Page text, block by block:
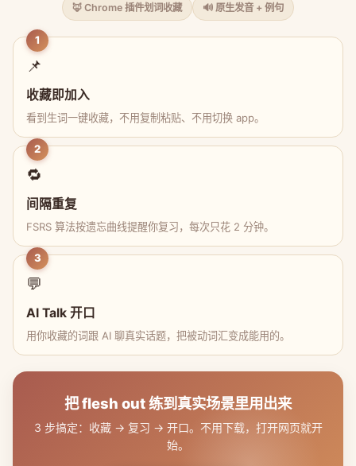
🦊 Chrome 插件划词收藏 🔊 原生发音 + 例句
1
📌
收藏即加入
看到生词一键收藏，不用复制粘贴、不用切换 app。
2
🔁
间隔重复
FSRS 算法按遗忘曲线提醒你复习，每次只花 2 分钟。
3
💬
AI Talk 开口
用你收藏的词跟 AI 聊真实话题，把被动词汇变成能用的。
把 flesh out 练到真实场景里用出来
3 步搞定：收藏 → 复习 → 开口。不用下载，打开网页就开
始。